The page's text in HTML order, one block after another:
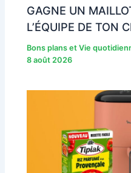
GAGNE UN
L’ÉQUIPE DE TON
Bons plans et Vie
8 août 2026